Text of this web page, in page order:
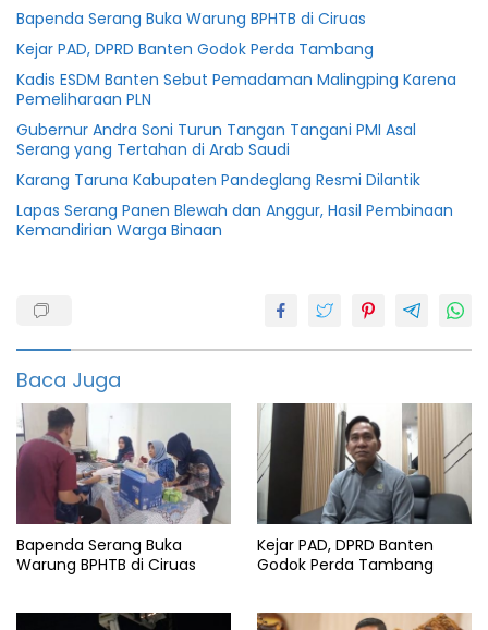
Bapenda Serang Buka Warung BPHTB di Ciruas
Kejar PAD, DPRD Banten Godok Perda Tambang
Kadis ESDM Banten Sebut Pemadaman Malingping Karena
Pemeliharaan PLN
Gubernur Andra Soni Turun Tangan Tangani PMI Asal
Serang yang Tertahan di Arab Saudi
Karang Taruna Kabupaten Pandeglang Resmi Dilantik
Lapas Serang Panen Blewah dan Anggur, Hasil Pembinaan
Kemandirian Warga Binaan
Pandeglang
Baca Juga
Bapenda Serang Buka
Warung BPHTB di Ciruas
Kejar PAD, DPRD Banten
Godok Perda Tambang